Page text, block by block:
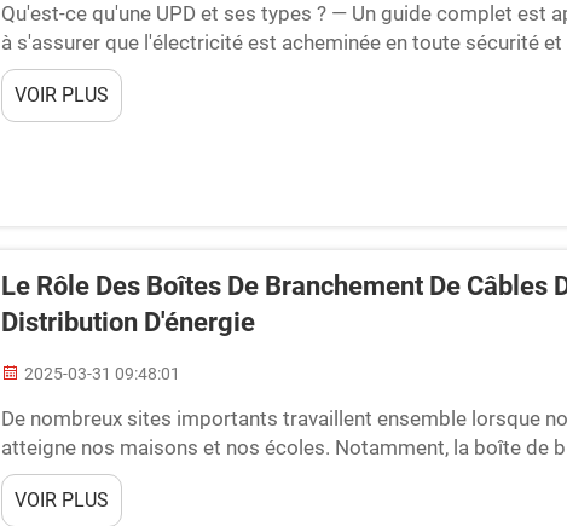
Qu'est-ce qu'une UPD et ses types ? — Un guide complet est
à s'assurer que l'électricité est acheminée en toute sécurité
écoles et partout où nous avons besoin d'électricité pour
peuple, aww...
VOIR PLUS
Le Rôle Des Boîtes De Branchement De Câbles
Distribution D'énergie
2025-03-31 09:48:01
De nombreux sites importants travaillent ensemble lorsque
atteigne nos maisons et nos écoles. Notamment, la boîte de
parties importantes. Les boîtes de branchement câblées
panneaux de signalisation pour l'électricité. Cela permet...
VOIR PLUS